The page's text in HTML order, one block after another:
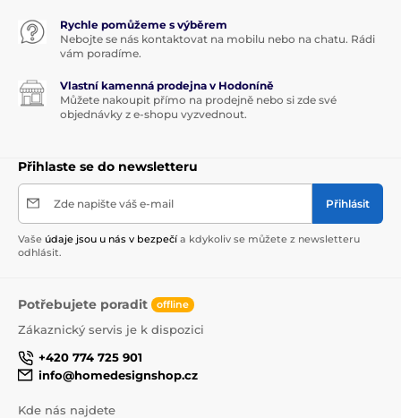
Rychle pomůžeme s výběrem
Nebojte se nás kontaktovat na mobilu nebo na chatu. Rádi
vám poradíme.
Vlastní kamenná prodejna v Hodoníně
Můžete nakoupit přímo na prodejně nebo si zde své
objednávky z e-shopu vyzvednout.
Přihlaste se do newsletteru
Zde napište váš e-mail Přihlásit
Vaše údaje jsou u nás v bezpečí a kdykoliv se můžete z newsletteru
odhlásit.
Potřebujete poradit offline
Zákaznický servis je k dispozici
+420 774 725 901
info@homedesignshop.cz
Kde nás najdete